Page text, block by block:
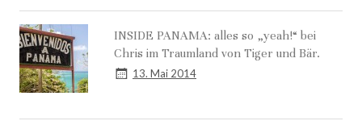
INSIDE PANAMA: alles so „yeah!“ bei
Chris im Traumland von Tiger und Bär.